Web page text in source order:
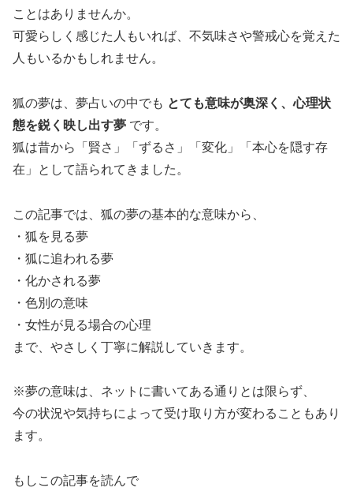
ことはありませんか。
可愛らしく感じた人もいれば、不気味さや警戒心を覚えた
人もいるかもしれません。
狐の夢は、夢占いの中でも とても意味が奥深く、心理状
態を鋭く映し出す夢 です。
狐は昔から「賢さ」「ずるさ」「変化」「本心を隠す存
在」として語られてきました。
この記事では、狐の夢の基本的な意味から、
・狐を見る夢
・狐に追われる夢
・化かされる夢
・色別の意味
・女性が見る場合の心理
まで、やさしく丁寧に解説していきます。
※夢の意味は、ネットに書いてある通りとは限らず、
今の状況や気持ちによって受け取り方が変わることもあり
ます。
もしこの記事を読んで